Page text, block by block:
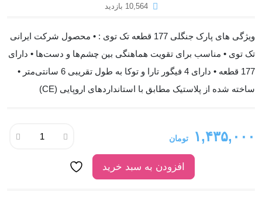
10,564 بازدید
ویژگی های پارک جنگلی 177 قطعه تک توی : • محصول شرکت ایرانی
تک توی • مناسب برای تقویت هماهنگی بین چشم‌ها و دست‌ها • دارای
177 قطعه • دارای 4 فیگور تارا و توکا به طول تقریبی 6 سانتی‌متر •
ساخته شده از پلاستیک مطابق با استانداردهای اروپایی (CE)
۱,۴۳۵,۰۰۰ تومان
افزودن به سبد خرید